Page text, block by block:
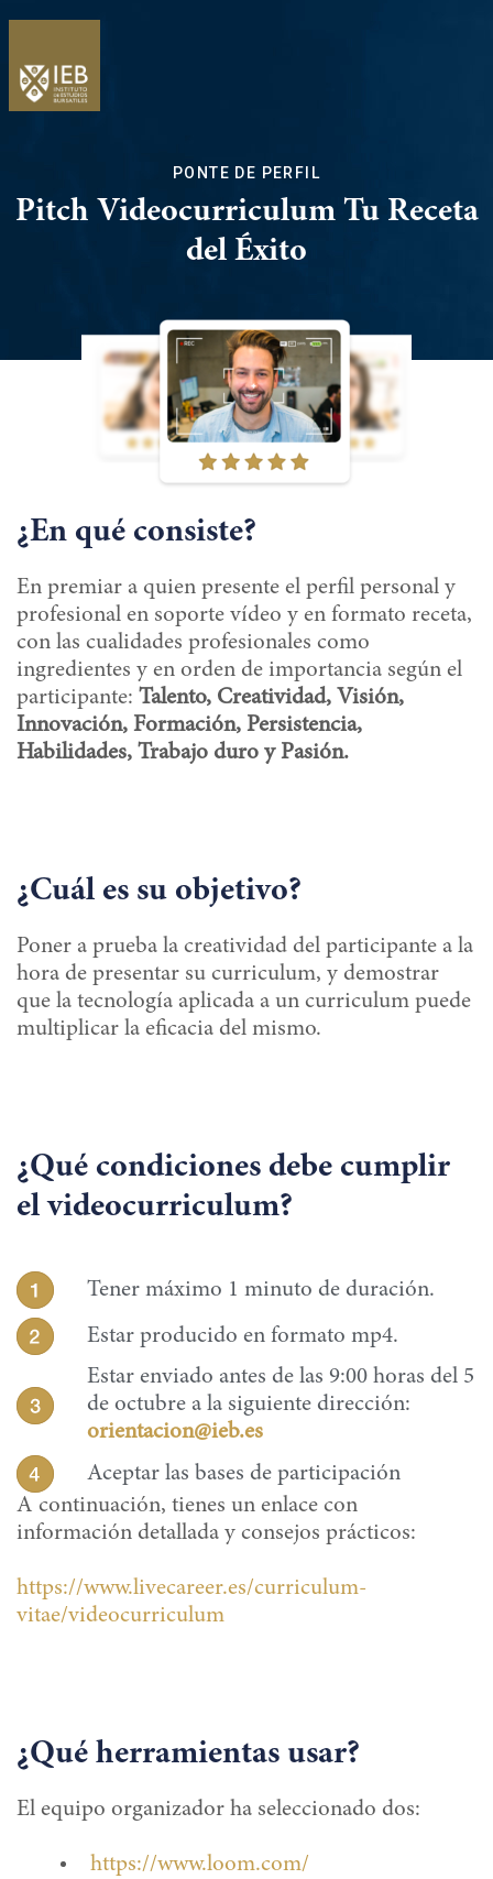
PONTE DE PERFIL
Pitch Videocurriculum Tu Receta
del Éxito
¿En qué consiste?
En premiar a quien presente el perfil personal y
profesional en soporte vídeo y en formato receta,
con las cualidades profesionales como
ingredientes y en orden de importancia según el
participante: Talento, Creatividad, Visión,
Innovación, Formación, Persistencia,
Habilidades, Trabajo duro y Pasión.
¿Cuál es su objetivo?
Poner a prueba la creatividad del participante a la
hora de presentar su curriculum, y demostrar
que la tecnología aplicada a un curriculum puede
multiplicar la eficacia del mismo.
¿Qué condiciones debe cumplir
el videocurriculum?
Tener máximo 1 minuto de duración.
Estar producido en formato mp4.
Estar enviado antes de las 9:00 horas del 5
de octubre a la siguiente dirección:
orientacion@ieb.es
Aceptar las bases de participación
A continuación, tienes un enlace con
información detallada y consejos prácticos:
https://www.livecareer.es/curriculum-
vitae/videocurriculum
¿Qué herramientas usar?
El equipo organizador ha seleccionado dos:
https://www.loom.com/